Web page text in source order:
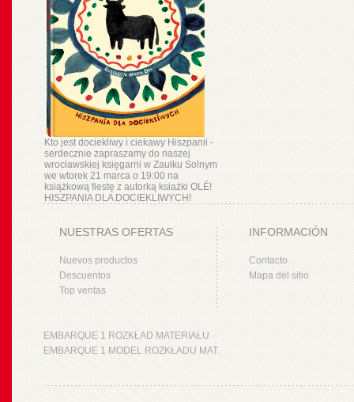
Kto jest dociekliwy i ciekawy Hiszpanii -
serdecznie zapraszamy do naszej
wrocławskiej księgarni w Zaułku Solnym
we wtorek 21 marca o 19:00 na
książkową fiestę z autorką ksiażki OLÉ!
HISZPANIA DLA DOCIEKLIWYCH!
NUESTRAS OFERTAS
Nuevos productos
Descuentos
Top ventas
INFORMACIÓN
Contacto
Mapa del sitio
EMBARQUE 1 ROZKŁAD MATERIAŁU
EMBARQUE 1 MODEL ROZKŁADU MAT.